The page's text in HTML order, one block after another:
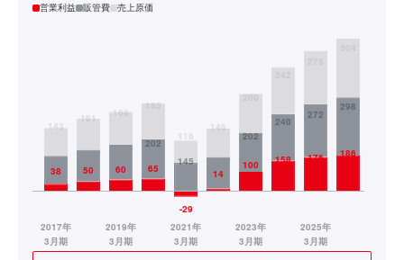
営業利益 販管費 売上原価